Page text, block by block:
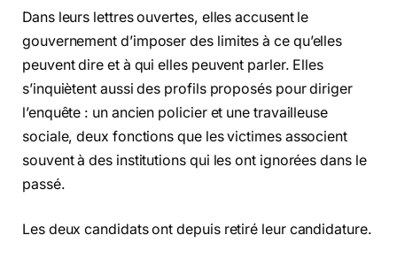
Dans leurs lettres ouvertes, elles accusent le
gouvernement d’imposer des limites à ce qu’elles
peuvent dire et à qui elles peuvent parler. Elles
s’inquiètent aussi des profils proposés pour diriger
l’enquête : un ancien policier et une travailleuse
sociale, deux fonctions que les victimes associent
souvent à des institutions qui les ont ignorées dans le
passé.
Les deux candidats ont depuis retiré leur candidature.